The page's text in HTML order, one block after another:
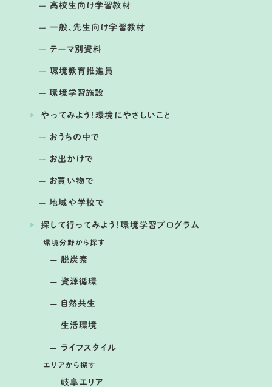
高校生向け学習教材
一般、先生向け学習教材
テーマ別資料
環境教育推進員
環境学習施設
やってみよう！環境にやさしいこと
おうちの中で
お出かけで
お買い物で
地域や学校で
探して行ってみよう！環境学習プログラム
環境分野から探す
脱炭素
資源循環
自然共生
生活環境
ライフスタイル
エリアから探す
岐阜エリア